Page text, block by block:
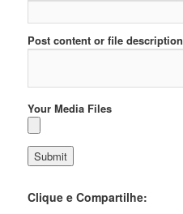
Post content or file description
Your Media Files
Clique e Compartilhe: